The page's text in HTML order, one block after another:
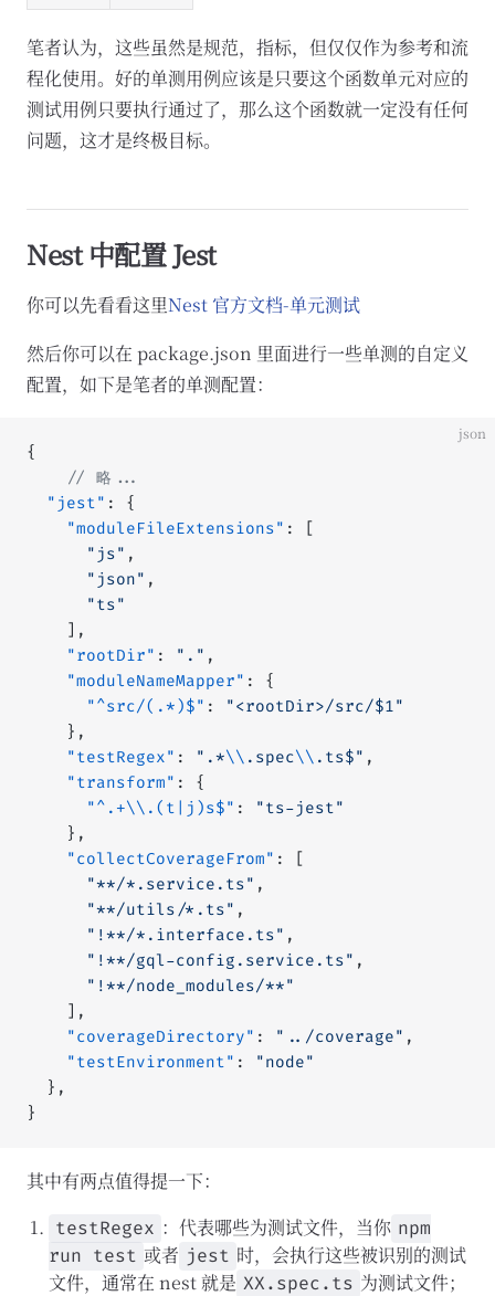
笔者认为，这些虽然是规范，指标，但仅仅作为参考和流
程化使用。好的单测用例应该是只要这个函数单元对应的
测试用例只要执行通过了，那么这个函数就一定没有任何
问题，这才是终极目标。
Nest 中配置 Jest
你可以先看看这里Nest 官方文档-单元测试
然后你可以在 package.json 里面进行一些单测的自定义
配置，如下是笔者的单测配置：
json
{
	// 略...
  "jest"
: {
    "moduleFileExtensions"
: [
      "js"
,
      "json"
,
      "ts"
    ],
    "rootDir"
: "." ,
    "moduleNameMapper"
: {
      "^src/(.*)$"
:
"<rootDir>/src/$1"
    },
    "testRegex"
: ".*\\ .spec\\ .ts$" ,
    "transform"
: {
      "^.+\\.(t|j)s$"
:
"ts-jest"
    },
    "collectCoverageFrom"
: [
      "**/*.service.ts"
,
      "**/utils/*.ts"
,
      "!**/*.interface.ts"
,
      "!**/gql-config.service.ts"
,
      "!**/node_modules/**"
    ],
    "coverageDirectory"
: "../coverage" ,
    "testEnvironment"
:
"node"
  },
}
其中有两点值得提一下：
testRegex ：代表哪些为测试文件，当你 npm
run test 或者 jest 时，会执行这些被识别的测试
文件，通常在 nest 就是 XX.spec.ts 为测试文件；